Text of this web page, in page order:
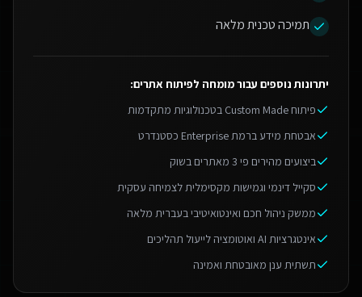
תמיכה טכנית מלאה
יתרונות נוספים עבורמומחה לפיתוח אתרים:
פיתוח Custom Made בטכנולוגיות מתקדמות
אבטחת מידע ברמת Enterprise כסטנדרט
ביצועים מהירים פי 3 מאתרים בשוק
סקייל דינמי וגמישות מקסימלית לצמיחה עסקית
ממשק ניהול חכם ואינטואיטיבי בעברית מלאה
אינטגרציות AI ואוטומציה לייעול תהליכים
תשתית ענן מאובטחת ואמינה